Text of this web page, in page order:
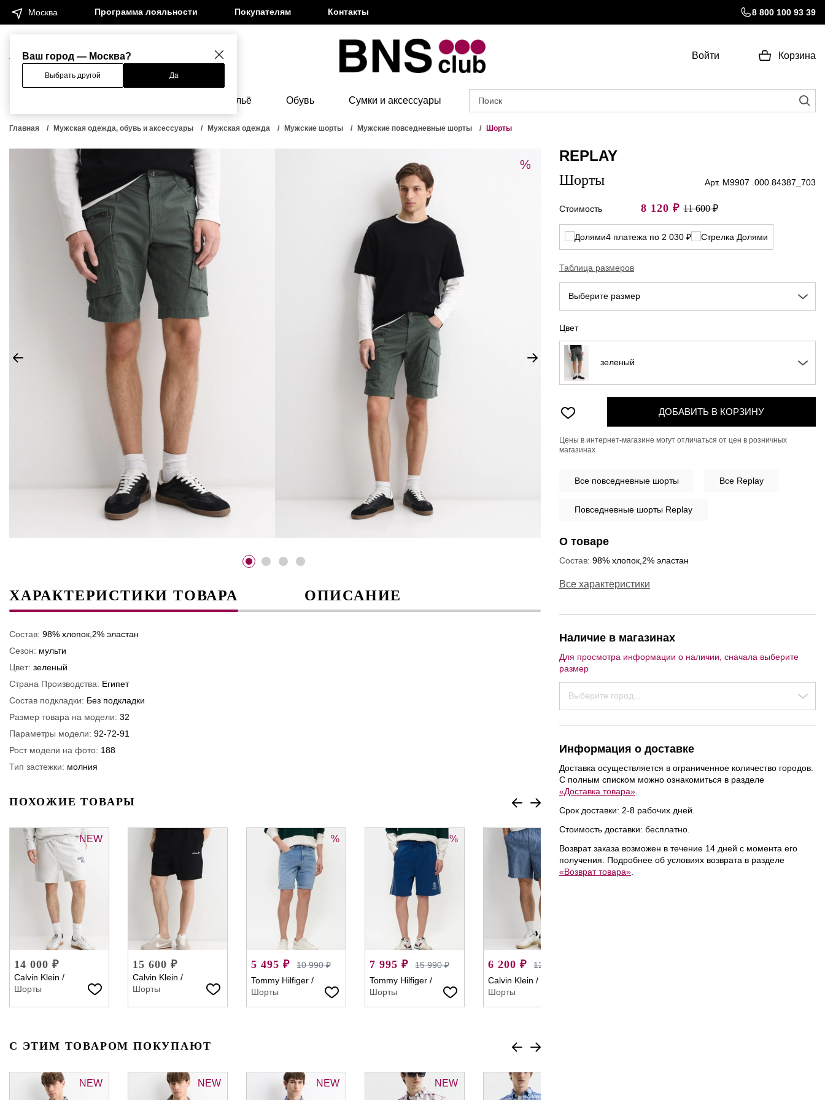
Ваш город — Москва?
Выбрать другой Да
Москва Программа лояльности Покупателям Контакты 8 800 100 93 39
Женщинам Мужчинам Войти Корзина
Бельё Обувь Сумки и аксессуары
Главная Мужская одежда, обувь и аксессуары Мужская одежда Мужские шорты Мужские повседневные шорты Шорты
%
ХАРАКТЕРИСТИКИ ТОВАРА ОПИСАНИЕ
Состав: 98% хлопок,2% эластан
Сезон: мульти
Цвет: зеленый
Страна Производства: Египет
Состав подкладки: Без подкладки
Размер товара на модели: 32
Параметры модели: 92-72-91
Рост модели на фото: 188
Тип застежки: молния
ПОХОЖИЕ ТОВАРЫ
NEW
14 000 ₽
Calvin Klein /
Шорты
15 600 ₽
Calvin Klein /
Шорты
%
5 495 ₽
10 990 ₽
Tommy Hilfiger /
Шорты
%
7 995 ₽
15 990 ₽
Tommy Hilfiger /
Шорты
6 200 ₽
12 400 ₽
Calvin Klein /
Шорты
С ЭТИМ ТОВАРОМ ПОКУПАЮТ
NEW NEW NEW NEW
REPLAY
Шорты Арт. M9907 .000.84387_703
Стоимость 8 120 ₽ 11 600 ₽
4 платежа по 2 030 ₽
Таблица размеров
Выберите размер
Цвет
зеленый
ДОБАВИТЬ В КОРЗИНУ
Цены в интернет-магазине могут отличаться от цен в розничных
магазинах
Все повседневные шорты Все Replay
Повседневные шорты Replay
О товаре
Состав: 98% хлопок,2% эластан
Все характеристики
Наличие в магазинах
Для просмотра информации о наличии, сначала выберите
размер
Выберите город...
Информация о доставке
Доставка осуществляется в ограниченное количество городов.
С полным списком можно ознакомиться в разделе
«Доставка товара»
Срок доставки: 2-8 рабочих дней.
Стоимость доставки: бесплатно.
Возврат заказа возможен в течение 14 дней с момента его
получения. Подробнее об условиях возврата в разделе
«Возврат товара»